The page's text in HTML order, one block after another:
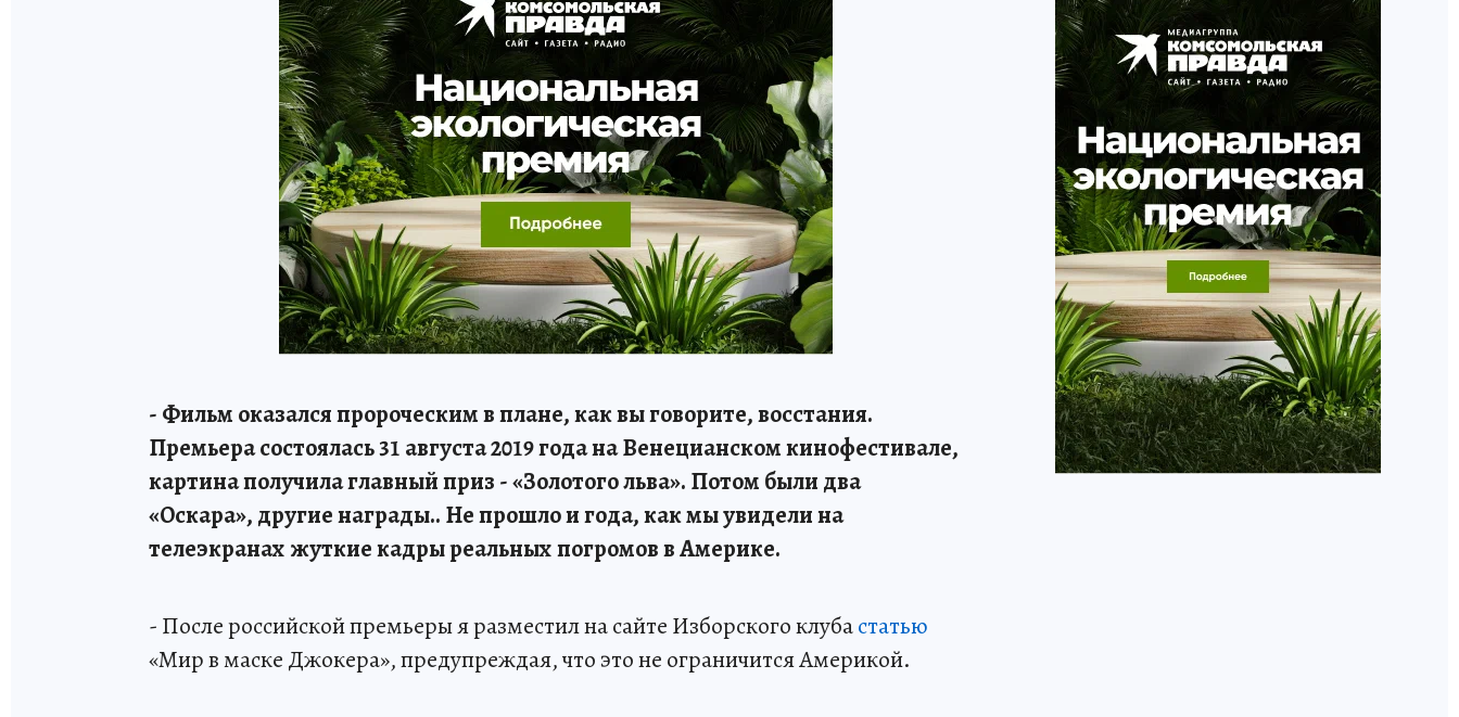
- Фильм оказался пророческим в плане, как вы говорите, восстания.
Премьера состоялась 31 августа 2019 года на Венецианском кинофестивале,
картина получила главный приз - «Золотого льва». Потом были два
«Оскара», другие награды.. Не прошло и года, как мы увидели на
телеэкранах жуткие кадры реальных погромов в Америке.
- После российской премьеры я разместил на сайте Изборского клубастатью
«Мир в маске Джокера», предупреждая, что это не ограничится Америкой.